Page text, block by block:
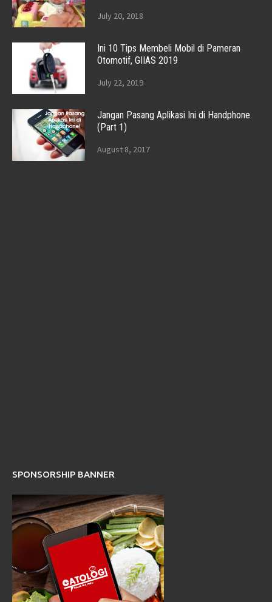
July 20, 2018
Ini 10 Tips Membeli Mobil di Pameran
Otomotif, GIIAS 2019
July 22, 2019
Jangan Pasang Aplikasi Ini di Handphone
(Part 1)
August 8, 2017
SPONSORSHIP BANNER